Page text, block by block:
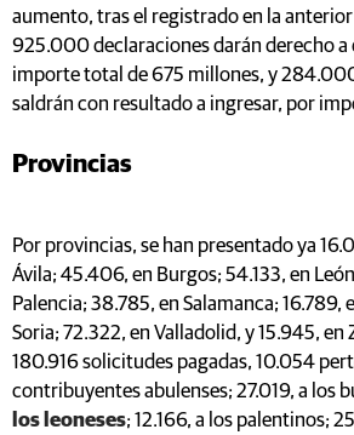
aumento, tras el registrado en la anterior
925.000 declaraciones darán derecho a
importe total de 675 millones, y
saldrán con resultado a ingresar, por
Provincias
Por provincias, se han presentado ya
Ávila; 45.406, en Burgos; 54.133, en
Palencia; 38.785, en Salamanca; 16.789,
Soria; 72.322, en Valladolid, y 15.945, en
180.916 solicitudes pagadas, 10.054
contribuyentes abulenses; 27.019, a los
los leoneses; 12.166, a los palentinos;